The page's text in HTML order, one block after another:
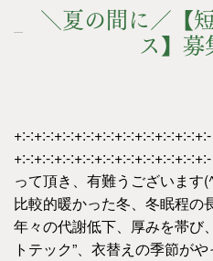
＼夏の間に／【
ス】募
+:-:+:-:+:-:+:-:+:-:+:-:+:-:+:-:+:-:+:-
+:-:+:-:+:-:+:-:+:-:+:-:+:-:+:-:+:-
って頂き、有難うございます
比較的暖かった冬、冬眠程の
年々の代謝低下、厚みを帯び
トテック”、衣替えの季節が